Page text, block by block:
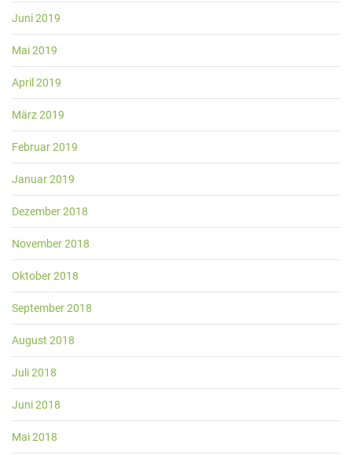
Juni 2019
Mai 2019
April 2019
März 2019
Februar 2019
Januar 2019
Dezember 2018
November 2018
Oktober 2018
September 2018
August 2018
Juli 2018
Juni 2018
Mai 2018